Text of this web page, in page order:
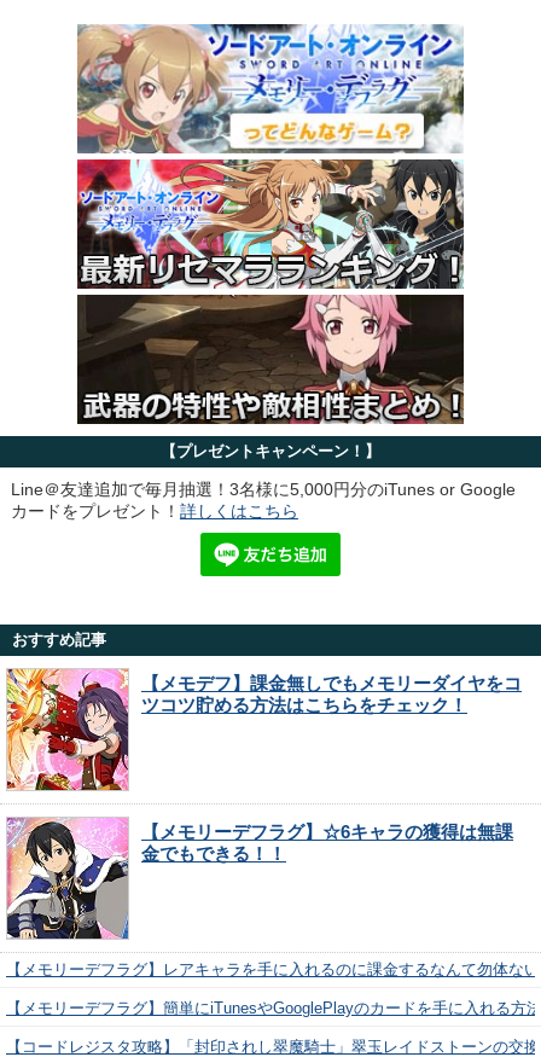
【プレゼントキャンペーン！】
Line＠友達追加で毎月抽選！3名様に5,000円分のiTunes or Google
カードをプレゼント！ 詳しくはこちら
おすすめ記事
【メモデフ】課金無しでもメモリーダイヤをコ
ツコツ貯める方法はこちらをチェック！
【メモリーデフラグ】☆6キャラの獲得は無課
金でもできる！！
【メモリーデフラグ】レアキャラを手に入れるのに課金するなんて勿体な
【メモリーデフラグ】簡単にiTunesやGooglePlayのカードを手に入れる方
【コードレジスタ攻略】「封印されし翠魔騎士」翠玉レイドストーンの交